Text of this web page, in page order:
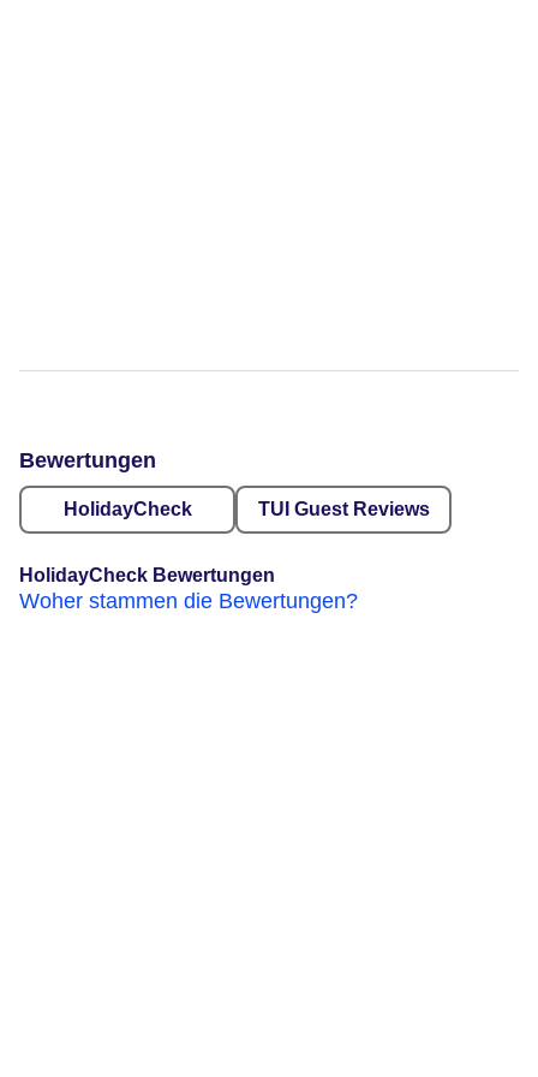
Bewertungen
HolidayCheck TUI Guest Reviews
HolidayCheck Bewertungen
Woher stammen die Bewertungen?